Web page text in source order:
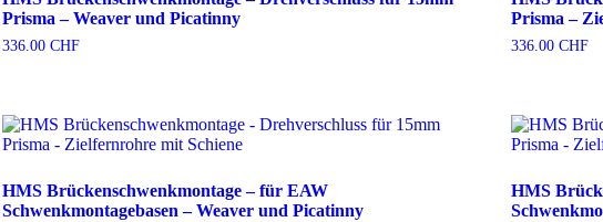
Prisma – Weaver und Picatinny
336.00 CHF
Prisma –
336.00 CHF
HMS Brückenschwenkmontage – für EAW
Schwenkmontagebasen – Weaver und Picatinny
HMS